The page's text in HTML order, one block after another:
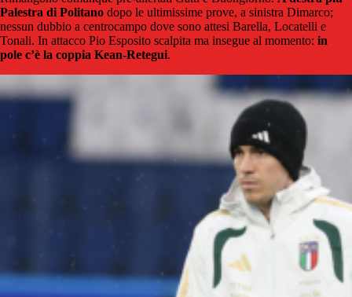
Palestra di Politano dopo le ultimissime prove, a sinistra Dimarco;
nessun dubbio a centrocampo dove sono attesi Barella, Locatelli e
Tonali. In attacco Pio Esposito scalpita ma insegue al momento: in
pole c’è la coppia Kean-Retegui.